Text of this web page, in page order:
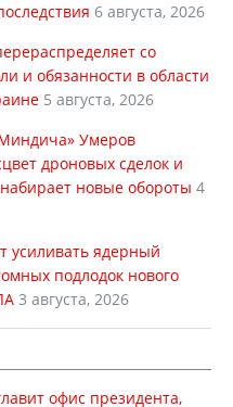
6 августа, 2026
со
и обязанности в области
5 августа, 2026
Умеров
дроновых сделок и
новые обороты 4
усиливать ядерный
подлодок нового
3 августа, 2026